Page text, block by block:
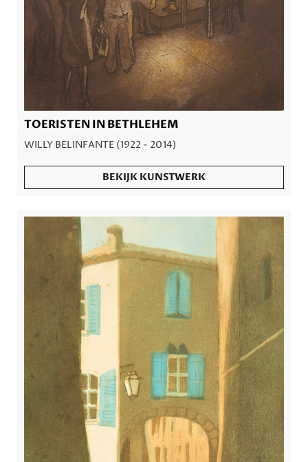
TOERISTEN IN BETHLEHEM
WILLY BELINFANTE (1922 - 2014)
BEKIJK KUNSTWERK